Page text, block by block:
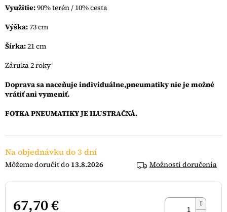
Na objednávku do 3 dní
13.8.2026 Možnosti doručenia
67,70 €
Využitie:90% terén / 10% cesta
Výška:73 cm
Šírka:21 cm
Záruka 2 roky
Doprava sa naceňuje individuálne,pneumatiky nie je možné
vrátiť ani vymeniť.
FOTKA PNEUMATIKY JE ILUSTRAČNÁ.
5
hviezdičiek.